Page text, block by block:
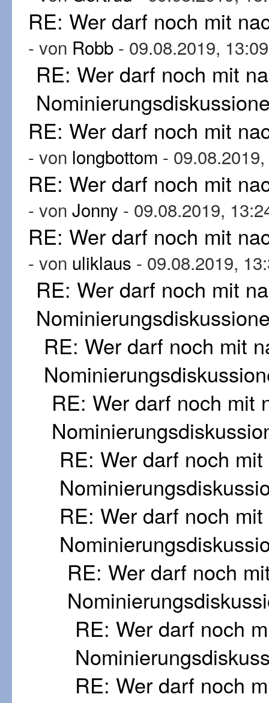
RE: Wer darf noch mit
- von Robb - 09.08.2019, 13:09
RE: Wer darf noch mit
RE: Wer darf noch mit
- von longbottom -
RE: Wer darf noch mit
- von Jonny - 09.08.2019,
RE: Wer darf noch mit
- von uliklaus - 09.08.2019,
RE: Wer darf noch mit
RE: Wer darf noch mit
RE: Wer darf noch mit
RE: Wer darf noch
RE: Wer darf noch
RE: Wer darf noch
RE: Wer darf noch
RE: Wer darf noch